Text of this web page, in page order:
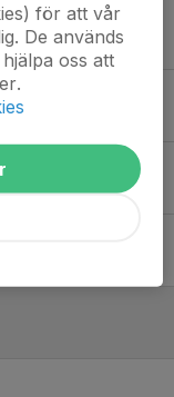
för att vår
De används
oss att